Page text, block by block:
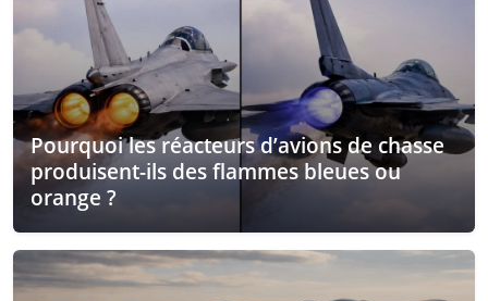
Pourquoi les réacteurs d’avions de chasse
produisent-ils des flammes bleues ou
orange ?